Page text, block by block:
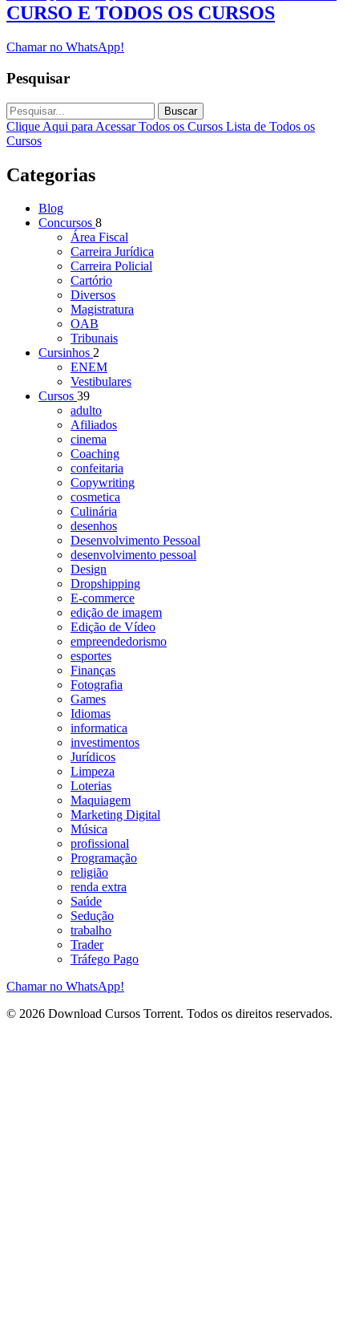
CURSO E TODOS OS CURSOS
Chamar no WhatsApp!
Pesquisar
Buscar
Clique Aqui para Acessar Todos os Cursos Lista de Todos os
Cursos
Categorias
Blog
Concursos 8
Área Fiscal
Carreira Jurídica
Carreira Policial
Cartório
Diversos
Magistratura
OAB
Tribunais
Cursinhos 2
ENEM
Vestibulares
Cursos 39
adulto
Afiliados
cinema
Coaching
confeitaria
Copywriting
cosmetica
Culinária
desenhos
Desenvolvimento Pessoal
desenvolvimento pessoal
Design
Dropshipping
E-commerce
edição de imagem
Edição de Vídeo
empreendedorismo
esportes
Finanças
Fotografia
Games
Idiomas
informatica
investimentos
Jurídicos
Limpeza
Loterias
Maquiagem
Marketing Digital
Música
profissional
Programação
religião
renda extra
Saúde
Sedução
trabalho
Trader
Tráfego Pago
Chamar no WhatsApp!
© 2026 Download Cursos Torrent. Todos os direitos reservados.